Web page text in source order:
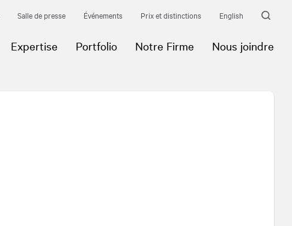
Salle de presse Événements Prix et distinctions English
Expertise Portfolio Notre Firme Nous joindre